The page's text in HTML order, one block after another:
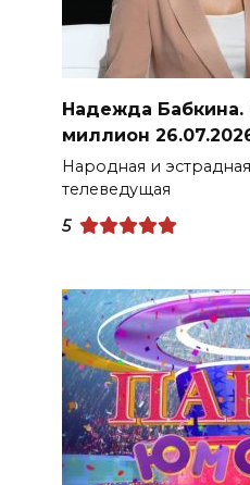
Надежда Бабкина.
миллион
Народная и
телеведущая
5